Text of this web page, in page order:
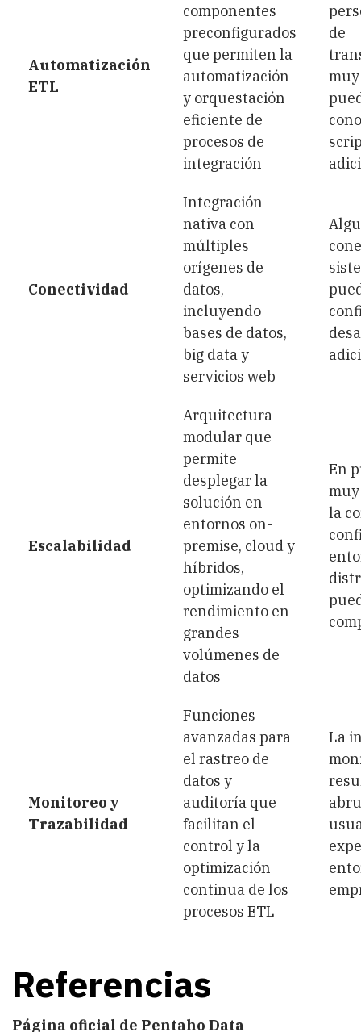
Automatización
ETL
componentes
preconfigurados
que permiten la
automatización
y orquestación
eficiente de
procesos de
integración
de
Conectividad
Integración
nativa con
múltiples
orígenes de
datos,
incluyendo
bases de datos,
big data y
servicios web
Escalabilidad
Arquitectura
modular que
permite
desplegar la
solución en
entornos on-
premise, cloud y
híbridos,
optimizando el
rendimiento en
grandes
volúmenes de
datos
En
la
Monitoreo y
Trazabilidad
Funciones
avanzadas para
el rastreo de
datos y
auditoría que
facilitan el
control y la
optimización
continua de los
procesos ETL
La
Referencias
Página oficial de Pentaho Data